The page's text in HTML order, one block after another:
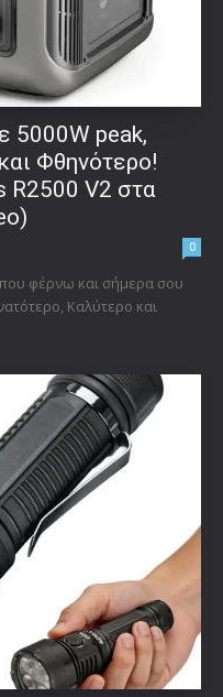
5000W peak,
Φθηνότερο!
R2500 V2 στα
0
φέρνω και σήμερα σου
Καλύτερο και